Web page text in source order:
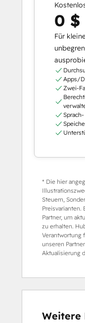
0 $
Für
Apps/
Zwei-
* Die hier
Steuern,
Preisvarianten.
Partner, um
zu erhalten.
Verantwortung
unseren
Aktualisierung
Weitere